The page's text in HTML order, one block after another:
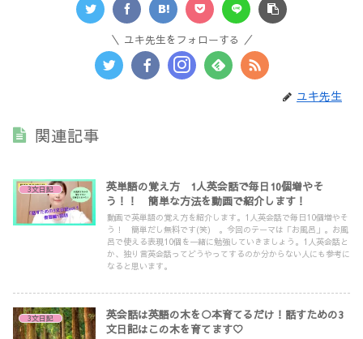
ユキ先生をフォローする
ユキ先生
関連記事
3文日記
英単語の覚え方 1人英会話で毎日10個増やそ
う！！ 簡単な方法を動画で紹介します！
動画で英単語の覚え方を紹介します。1人英会話で毎日10個増やそ
う！ 簡単だし無料です(笑) 。今回のテーマは「お風呂」。お風
呂で使える表現10個を一緒に勉強していきましょう。1人英会話と
か、独り言英会話ってどうやってするのか分からない人にも参考に
なると思います。
3文日記
英会話は英語の木を○本育てるだけ！話すための3
文日記はこの木を育てます♡